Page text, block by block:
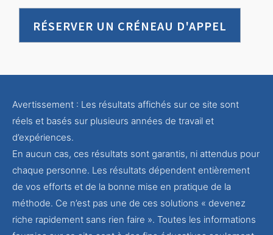
RÉSERVER UN CRÉNEAU D'APPEL
Avertissement : Les résultats affichés sur ce site sont
réels et basés sur plusieurs années de travail et
d’expériences.
En aucun cas, ces résultats sont garantis, ni attendus pour
chaque personne. Les résultats dépendent entièrement
de vos efforts et de la bonne mise en pratique de la
méthode. Ce n’est pas une de ces solutions « devenez
riche rapidement sans rien faire ». Toutes les informations